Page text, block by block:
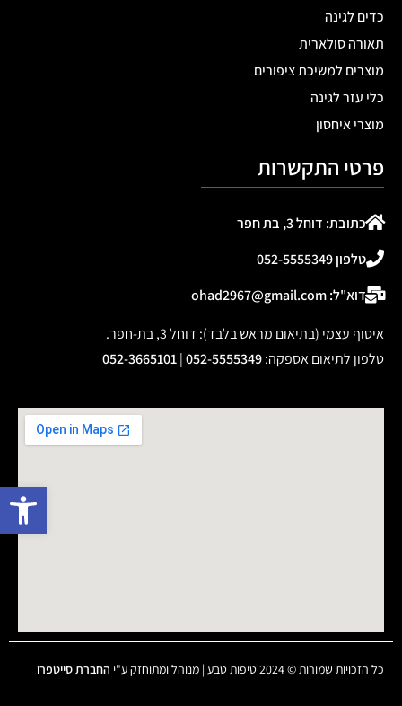
כדים לגינה
תאורה סולארית
מוצרים למשיכת ציפורים
כלי עזר לגינה
מוצרי איחסון
פרטי התקשרות
כתובת: דוחל 3, בת חפר
טלפון 052-5555349
דוא"ל: ohad2967@gmail.com
איסוף עצמי (בתיאום מראש בלבד): דוחל 3, בת-חפר.
טלפון לתיאום אספקה:
052-5555349
|
052-3665101
כל הזכויות שמורות © 2024 טיפות טבע | מנוהל ומתוחזק ע"י החברת סייטפרו